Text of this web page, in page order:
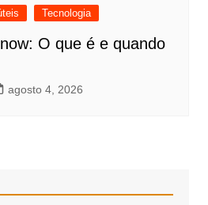
Tecnologia
O que é e quando
agosto 4, 2026